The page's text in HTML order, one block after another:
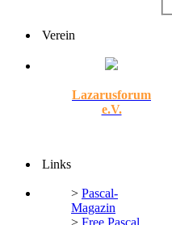
Verein
Lazarusforum
e.V.
Links
> Pascal-
Magazin
> Free Pascal